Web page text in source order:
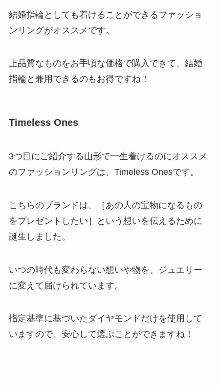
結婚指輪としても着けることができるファッショ
ンリングがオススメです。
上品質なものをお手頃な価格で購入できて、結婚
指輪と兼用できるのもお得ですね！
Timeless Ones
3つ目にご紹介する山形で一生着けるのにオススメ
のファッションリングは、Timeless Onesです。
こちらのブランドは、［あの人の宝物になるもの
をプレゼントしたい］という想いを伝えるために
誕生しました。
いつの時代も変わらない想いや物を、ジュエリー
に変えて届けられています。
指定基準に基づいたダイヤモンドだけを使用して
いますので、安心して選ぶことができますね！